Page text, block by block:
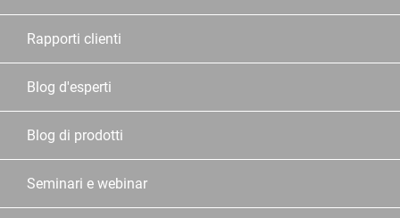
Rapporti clienti
Blog d'esperti
Blog di prodotti
Seminari e webinar